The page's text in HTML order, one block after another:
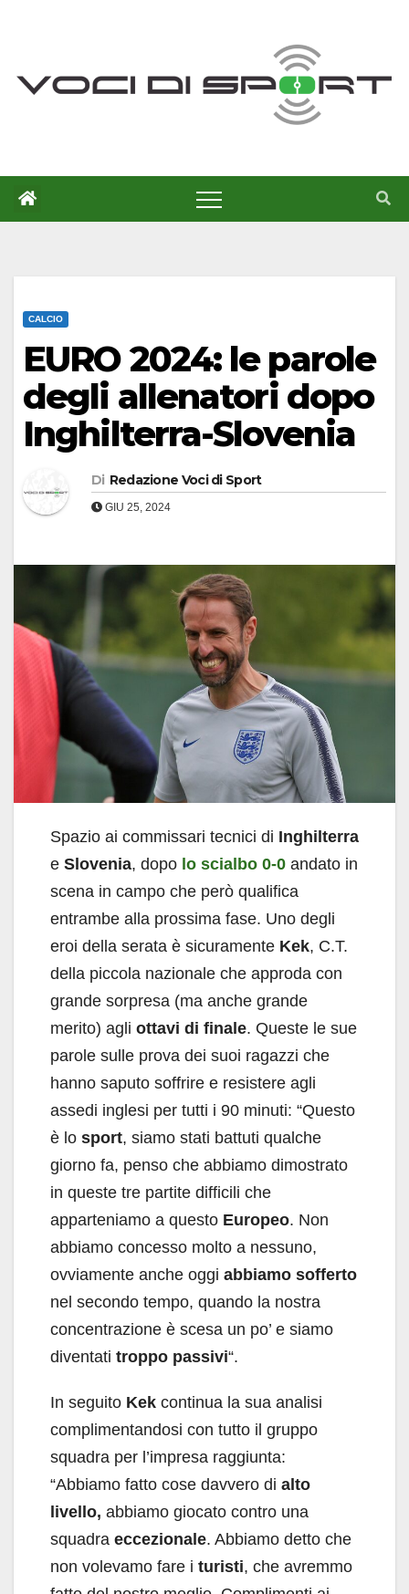
CALCIO
EURO 2024: le parole
degli allenatori dopo
Inghilterra-Slovenia
Di Redazione Voci di Sport
GIU 25, 2024
Spazio ai commissari tecnici di Inghilterra
e Slovenia, dopo lo scialbo 0-0 andato in
scena in campo che però qualifica
entrambe alla prossima fase. Uno degli
eroi della serata è sicuramente Kek, C.T.
della piccola nazionale che approda con
grande sorpresa (ma anche grande
merito) agli ottavi di finale. Queste le sue
parole sulle prova dei suoi ragazzi che
hanno saputo soffrire e resistere agli
assedi inglesi per tutti i 90 minuti: “Questo
è lo sport, siamo stati battuti qualche
giorno fa, penso che abbiamo dimostrato
in queste tre partite difficili che
apparteniamo a questo Europeo. Non
abbiamo concesso molto a nessuno,
ovviamente anche oggi abbiamo sofferto
nel secondo tempo, quando la nostra
concentrazione è scesa un po’ e siamo
diventati troppo passivi“.
In seguito Kek continua la sua analisi
complimentandosi con tutto il gruppo
squadra per l’impresa raggiunta:
“Abbiamo fatto cose davvero di alto
livello, abbiamo giocato contro una
squadra eccezionale. Abbiamo detto che
non volevamo fare i turisti, che avremmo